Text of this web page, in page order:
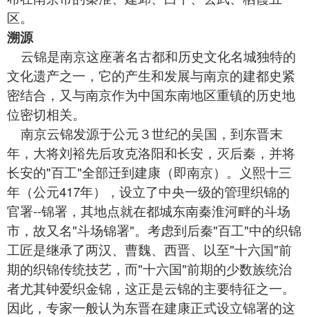
区。
溯源
云锦是南京这座著名古都和历史文化名城独特的
文化遗产之一，它的产生和发展与南京的建都史紧
密结合，又与南京作为中国东南地区重镇的历史地
位密切相关。
南京云锦发源于公元３世纪的吴国，到东晋末
年，大将刘裕先后攻克洛阳和长安，灭后秦，并将
长安的"百工"全部迁到建康（即南京）。义熙十三
年（公元417年），设立了中央一级的管理织锦的
官署--锦署，其地点就在都城东南秦淮河畔的斗场
市，故又名"斗场锦署"。考虑到后秦"百工"中的织锦
工匠是继承了两汉、曹魏、西晋、以至"十六国"前
期的织锦传统技艺，而"十六国"前期的少数族统治
者尤其钟爱织金锦，这正是云锦的主要特征之一。
因此，专家一般认为东晋在建康正式设立锦署的这